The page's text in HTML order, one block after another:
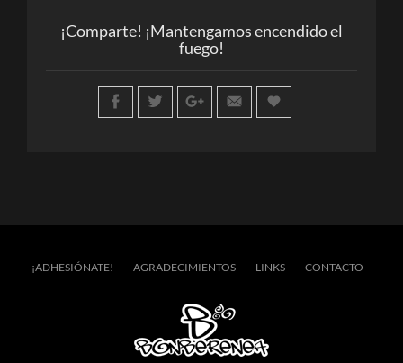
¡Comparte! ¡Mantengamos encendido el
fuego!
¡ADHESIÓNATE! AGRADECIMIENTOS LINKS CONTACTO